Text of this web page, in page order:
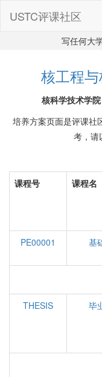
USTC评课社区
写任何大
核工程
核科学技术学
培养方案页面是评课社
考，请
课程号 课程名
PE00001
基
THESIS 毕